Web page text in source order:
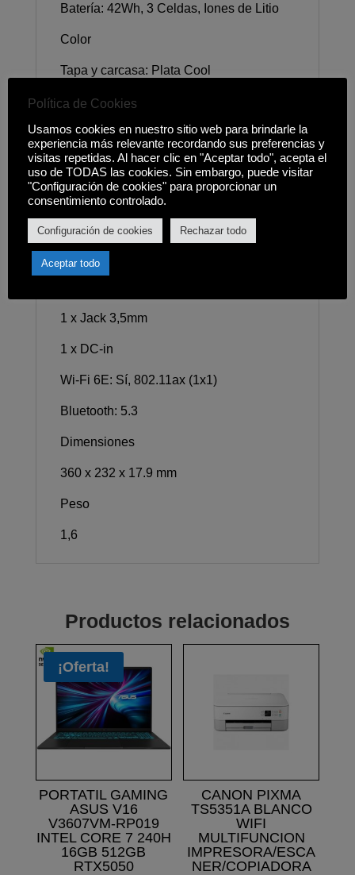
Batería: 42Wh, 3 Celdas, Iones de Litio
Color
Tapa y carcasa: Plata Cool
Sistema Operativo
Windows 11 Home S
Conectividad y redes
1 x USB 2.0 Tipo A
1 x USB 3.2 (Gen 1) Tipo A
2 x USB 3.2 (Gen 1) Tipo C
1 x Jack 3,5mm
1 x DC-in
Wi-Fi 6E: Sí, 802.11ax (1x1)
Bluetooth: 5.3
Dimensiones
360 x 232 x 17.9 mm
Peso
1,6
Productos relacionados
¡Oferta!
PORTATIL GAMING
ASUS V16
V3607VM-RP019
INTEL CORE 7 240H
16GB 512GB
RTX5050
CANON PIXMA
TS5351A BLANCO
WIFI
MULTIFUNCION
IMPRESORA/ESCA
NER/COPIADORA
Política de Cookies
Usamos cookies en nuestro sitio web para brindarle la
experiencia más relevante recordando sus preferencias y
visitas repetidas. Al hacer clic en "Aceptar todo", acepta el
uso de TODAS las cookies. Sin embargo, puede visitar
"Configuración de cookies" para proporcionar un
consentimiento controlado.
Configuración de cookies Rechazar todo
Aceptar todo